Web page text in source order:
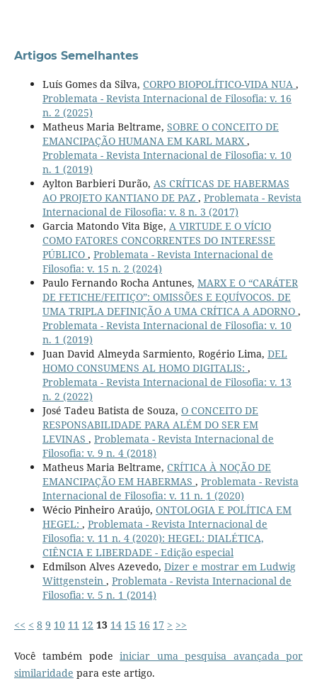
Artigos Semelhantes
Luís Gomes da Silva, CORPO BIOPOLÍTICO-VIDA NUA ,
Problemata - Revista Internacional de Filosofia: v. 16
n. 2 (2025)
Matheus Maria Beltrame, SOBRE O CONCEITO DE
EMANCIPAÇÃO HUMANA EM KARL MARX ,
Problemata - Revista Internacional de Filosofia: v. 10
n. 1 (2019)
Aylton Barbieri Durão, AS CRÍTICAS DE HABERMAS
AO PROJETO KANTIANO DE PAZ , Problemata - Revista
Internacional de Filosofia: v. 8 n. 3 (2017)
Garcia Matondo Vita Bige, A VIRTUDE E O VÍCIO
COMO FATORES CONCORRENTES DO INTERESSE
PÚBLICO , Problemata - Revista Internacional de
Filosofia: v. 15 n. 2 (2024)
Paulo Fernando Rocha Antunes, MARX E O “CARÁTER
DE FETICHE/FEITIÇO”: OMISSÕES E EQUÍVOCOS. DE
UMA TRIPLA DEFINIÇÃO A UMA CRÍTICA A ADORNO ,
Problemata - Revista Internacional de Filosofia: v. 10
n. 1 (2019)
Juan David Almeyda Sarmiento, Rogério Lima, DEL
HOMO CONSUMENS AL HOMO DIGITALIS: ,
Problemata - Revista Internacional de Filosofia: v. 13
n. 2 (2022)
José Tadeu Batista de Souza, O CONCEITO DE
RESPONSABILIDADE PARA ALÉM DO SER EM
LEVINAS , Problemata - Revista Internacional de
Filosofia: v. 9 n. 4 (2018)
Matheus Maria Beltrame, CRÍTICA À NOÇÃO DE
EMANCIPAÇÃO EM HABERMAS , Problemata - Revista
Internacional de Filosofia: v. 11 n. 1 (2020)
Wécio Pinheiro Araújo, ONTOLOGIA E POLÍTICA EM
HEGEL: , Problemata - Revista Internacional de
Filosofia: v. 11 n. 4 (2020): HEGEL: DIALÉTICA,
CIÊNCIA E LIBERDADE - Edição especial
Edmilson Alves Azevedo, Dizer e mostrar em Ludwig
Wittgenstein , Problemata - Revista Internacional de
Filosofia: v. 5 n. 1 (2014)
<< < 8 9 10 11 12 13 14 15 16 17 > >>
Você também podeiniciar uma pesquisa avançada por
similaridade para este artigo.